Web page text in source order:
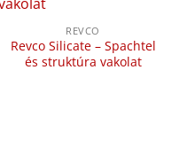
REVCO
Revco Silicate – Spachtel
és struktúra vakolat